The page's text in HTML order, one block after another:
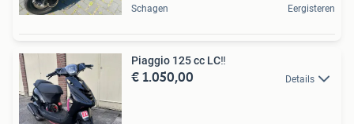
Schagen Eergisteren
Piaggio 125 cc LC‼️
€ 1.050,00 Details